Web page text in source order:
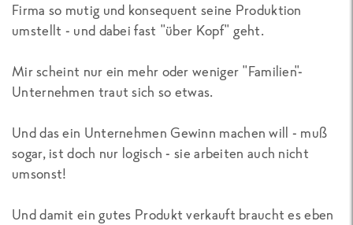
Firma so mutig und konsequent seine Produktion
umstellt - und dabei fast "über Kopf" geht.
Mir scheint nur ein mehr oder weniger "Familien"-
Unternehmen traut sich so etwas.
Und das ein Unternehmen Gewinn machen will - muß
sogar, ist doch nur logisch - sie arbeiten auch nicht
umsonst!
Und damit ein gutes Produkt verkauft braucht es eben